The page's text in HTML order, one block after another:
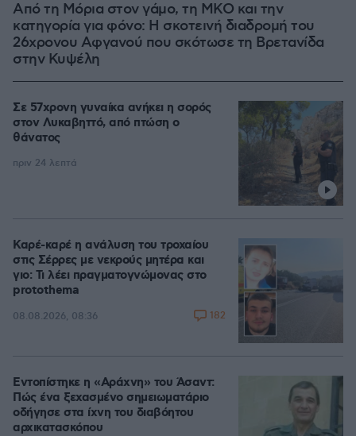
Από τη Μόρια στον γάμο, τη ΜΚΟ και την
κατηγορία για φόνο: Η σκοτεινή διαδρομή του
26χρονου Αφγανού που σκότωσε τη Βρετανίδα
στην Κυψέλη
Σε 57χρονη γυναίκα ανήκει η σορός
στον Λυκαβηττό, από πτώση ο
θάνατος
πριν 24 λεπτά
Καρέ-καρέ η ανάλυση του τροχαίου
στις Σέρρες με νεκρούς μητέρα και
γιο: Τι λέει πραγματογνώμονας στο
protothema
08.08.2026, 08:36 182
Εντοπίστηκε η «Αράχνη» του Άσαντ:
Πώς ένα ξεχασμένο σημειωματάριο
οδήγησε στα ίχνη του διαβόητου
αρχικατασκόπου